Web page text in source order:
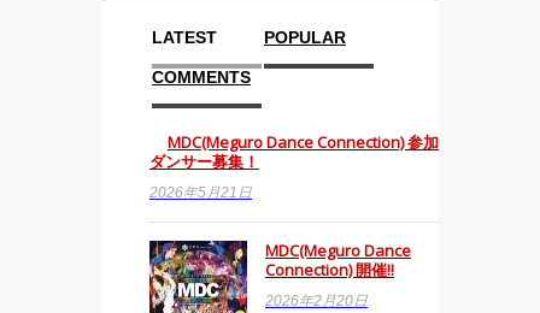
LATEST POPULAR
COMMENTS
MDC(Meguro Dance Connection) 参加
ダンサー募集！
2026年5月21日
MDC(Meguro Dance
Connection) 開催!!
2026年2月20日